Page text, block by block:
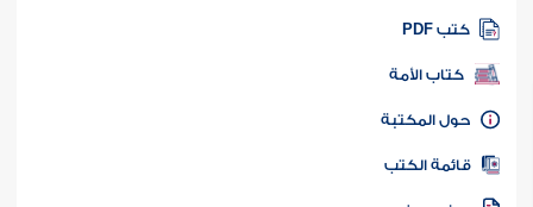
كتب PDF
كتاب الأمة
المكتبة